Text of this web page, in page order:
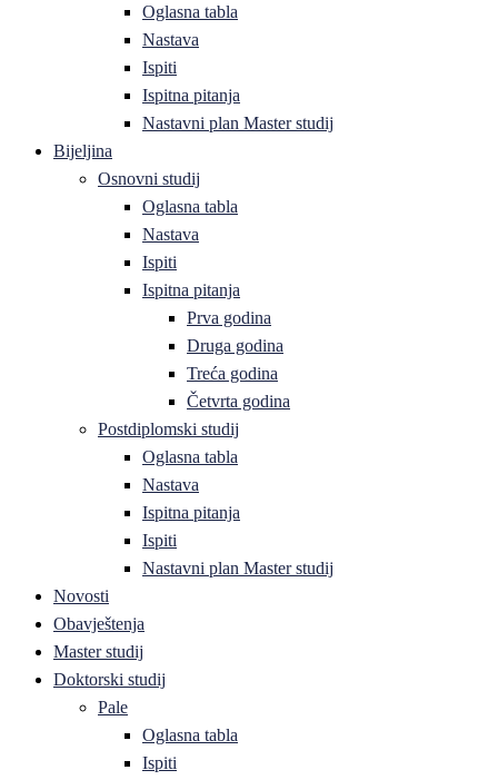
Oglasna tabla
Nastava
Ispiti
Ispitna pitanja
Nastavni plan Master studij
Bijeljina
Osnovni studij
Oglasna tabla
Nastava
Ispiti
Ispitna pitanja
Prva godina
Druga godina
Treća godina
Četvrta godina
Postdiplomski studij
Oglasna tabla
Nastava
Ispitna pitanja
Ispiti
Nastavni plan Master studij
Novosti
Obavještenja
Master studij
Doktorski studij
Pale
Oglasna tabla
Ispiti